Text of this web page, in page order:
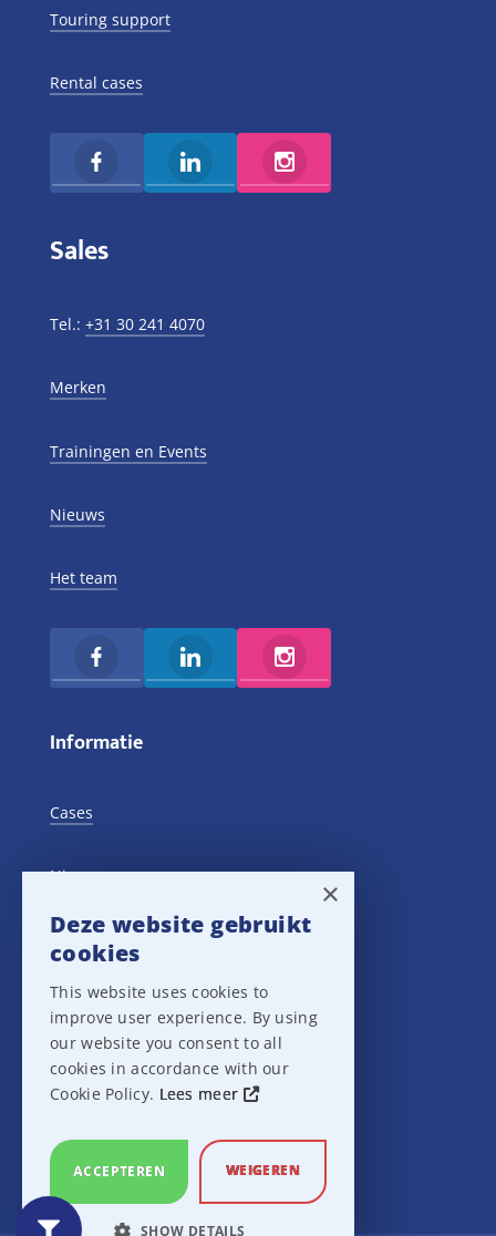
Touring support
Rental cases
Sales
Tel.: +31 30 241 4070
Merken
Trainingen en Events
Nieuws
Het team
Informatie
Cases
Nieuws
Training Events
Privacy verklaring
Disclaimer
×
Deze website gebruikt
cookies
This website uses cookies to
improve user experience. By using
our website you consent to all
cookies in accordance with our
Cookie Policy. Lees meer
ACCEPTEREN WEIGEREN
SHOW DETAILS